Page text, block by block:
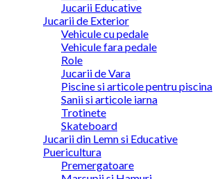
Jucarii Educative
Jucarii de Exterior
Vehicule cu pedale
Vehicule fara pedale
Role
Jucarii de Vara
Piscine si articole pentru piscina
Sanii si articole iarna
Trotinete
Skateboard
Jucarii din Lemn si Educative
Puericultura
Premergatoare